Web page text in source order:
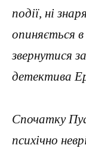
події, ні
опиняється в
звернутися
детектива
Спочатку
психічно